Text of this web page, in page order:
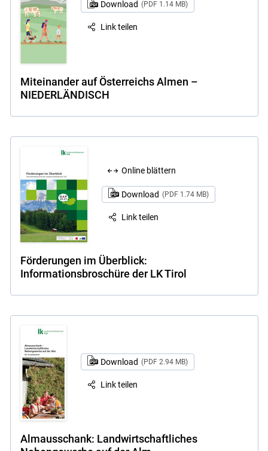
Download (PDF 1.14 MB)
Link teilen
Miteinander auf Österreichs Almen –
NIEDERLÄNDISCH
Online blättern
Download (PDF 1.74 MB)
Link teilen
Förderungen im Überblick:
Informationsbroschüre der LK Tirol
Download (PDF 2.94 MB)
Link teilen
Almausschank: Landwirtschaftliches